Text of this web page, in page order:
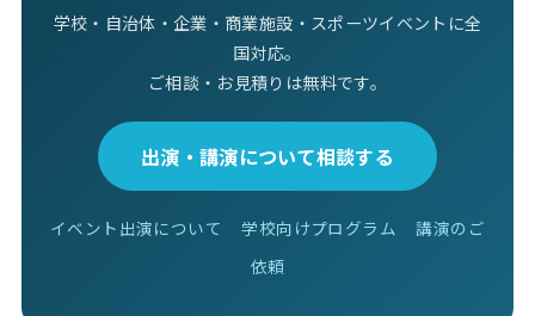
学校・自治体・企業・商業施設・スポーツイベントに全
国対応。
ご相談・お見積りは無料です。
出演・講演について相談する
イベント出演について 学校向けプログラム
講演のご
依頼